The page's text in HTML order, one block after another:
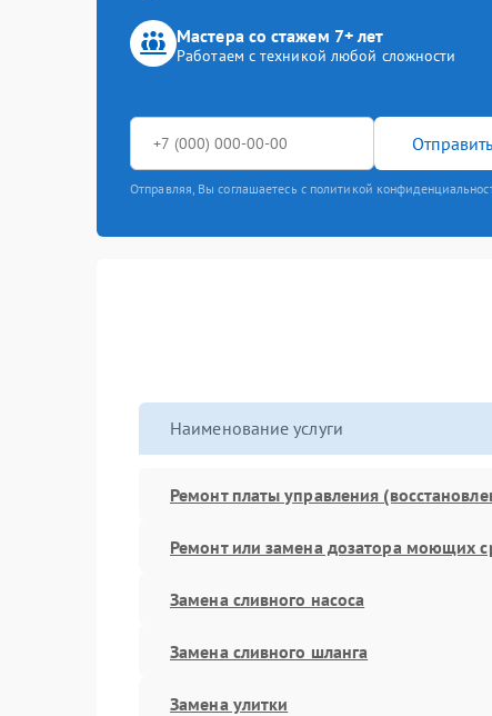
Мастера со стажем 7+ лет
Работаем с техникой любой сложности
Отправляя, Вы соглашаетесь с политикой
Наименование услуги
Ремонт платы управления
Ремонт или замена дозатора моющих
Замена сливного насоса
Замена сливного шланга
Замена улитки